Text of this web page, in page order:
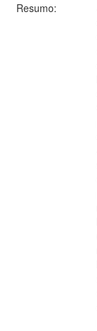
Resumo: